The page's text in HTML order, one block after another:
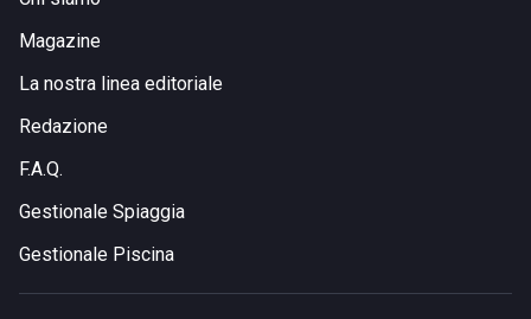
Magazine
La nostra linea editoriale
Redazione
F.A.Q.
Gestionale Spiaggia
Gestionale Piscina